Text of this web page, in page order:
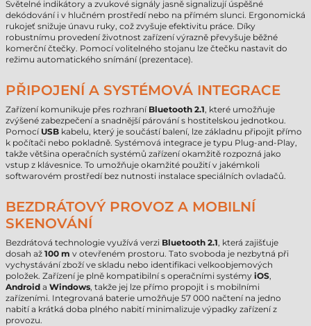
Světelné indikátory a zvukové signály jasně signalizují úspěšné
dekódování i v hlučném prostředí nebo na přímém slunci. Ergonomická
rukojeť snižuje únavu ruky, což zvyšuje efektivitu práce. Díky
robustnímu provedení životnost zařízení výrazně převyšuje běžné
komerční čtečky. Pomocí volitelného stojanu lze čtečku nastavit do
režimu automatického snímání (prezentace).
PŘIPOJENÍ A SYSTÉMOVÁ INTEGRACE
Zařízení komunikuje přes rozhraní Bluetooth 2.1, které umožňuje
zvýšené zabezpečení a snadnější párování s hostitelskou jednotkou.
Pomocí USB kabelu, který je součástí balení, lze základnu připojit přímo
k počítači nebo pokladně. Systémová integrace je typu Plug-and-Play,
takže většina operačních systémů zařízení okamžitě rozpozná jako
vstup z klávesnice. To umožňuje okamžité použití v jakémkoli
softwarovém prostředí bez nutnosti instalace speciálních ovladačů.
BEZDRÁTOVÝ PROVOZ A MOBILNÍ
SKENOVÁNÍ
Bezdrátová technologie využívá verzi Bluetooth 2.1, která zajišťuje
dosah až 100 m v otevřeném prostoru. Tato svoboda je nezbytná při
vychystávání zboží ve skladu nebo identifikaci velkoobjemových
položek. Zařízení je plně kompatibilní s operačními systémy iOS,
Android a Windows, takže jej lze přímo propojit i s mobilními
zařízeními. Integrovaná baterie umožňuje 57 000 načtení na jedno
nabití a krátká doba plného nabití minimalizuje výpadky zařízení z
provozu.